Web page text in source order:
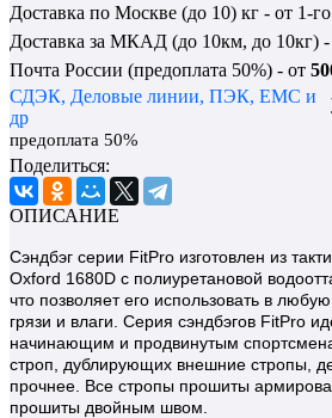
Доставка по Москве (до 10) кг - от 1-
Доставка за МКАД (до 10км, до 10кг) -
Почта России (предоплата 50%) - от
СДЭК, Деловые линии, ПЭК, EMC и
др
предоплата 50%
Поделиться:
ОПИСАНИЕ
Сэндбэг серии FitPro изготовлен из
Oxford 1680D с полиуретановой
что позволяет его использовать в
грязи и влаги. Серия сэндбэгов FitPro
начинающим и продвинутым
строп, дублирующих внешние стропы,
прочнее. Все стропы прошиты
прошиты двойным швом.